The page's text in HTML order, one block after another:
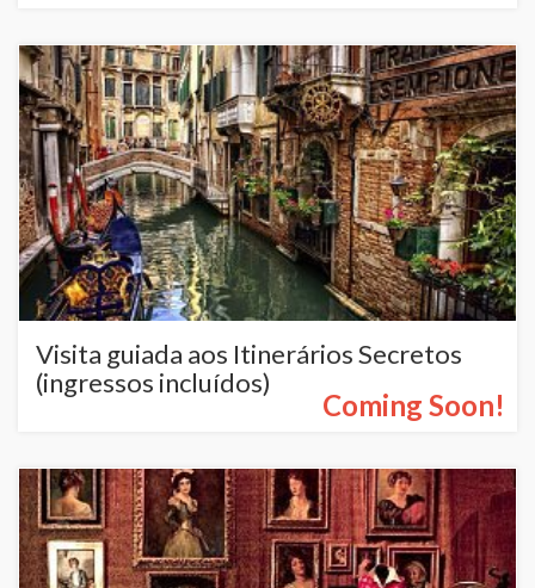
Visita guiada aos Itinerários Secretos
(ingressos incluídos)
Coming Soon!